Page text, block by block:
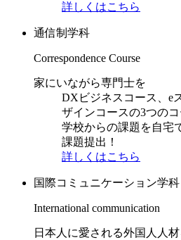
詳しくはこちら
通信制学科
Correspondence Course
家にいながら専門士を
DXビジネスコース、e
ザインコースの3つのコ
学校からの課題を自宅
課題提出！
詳しくはこちら
国際コミュニケーション学科
International communication
日本人に愛される外国人人